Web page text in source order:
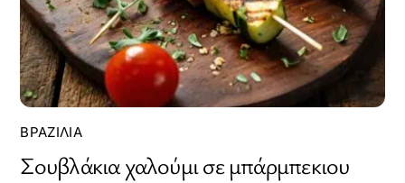
ΒΡΑΖΙΛΊΑ
Σουβλάκια χαλούμι σε μπάρμπεκιου